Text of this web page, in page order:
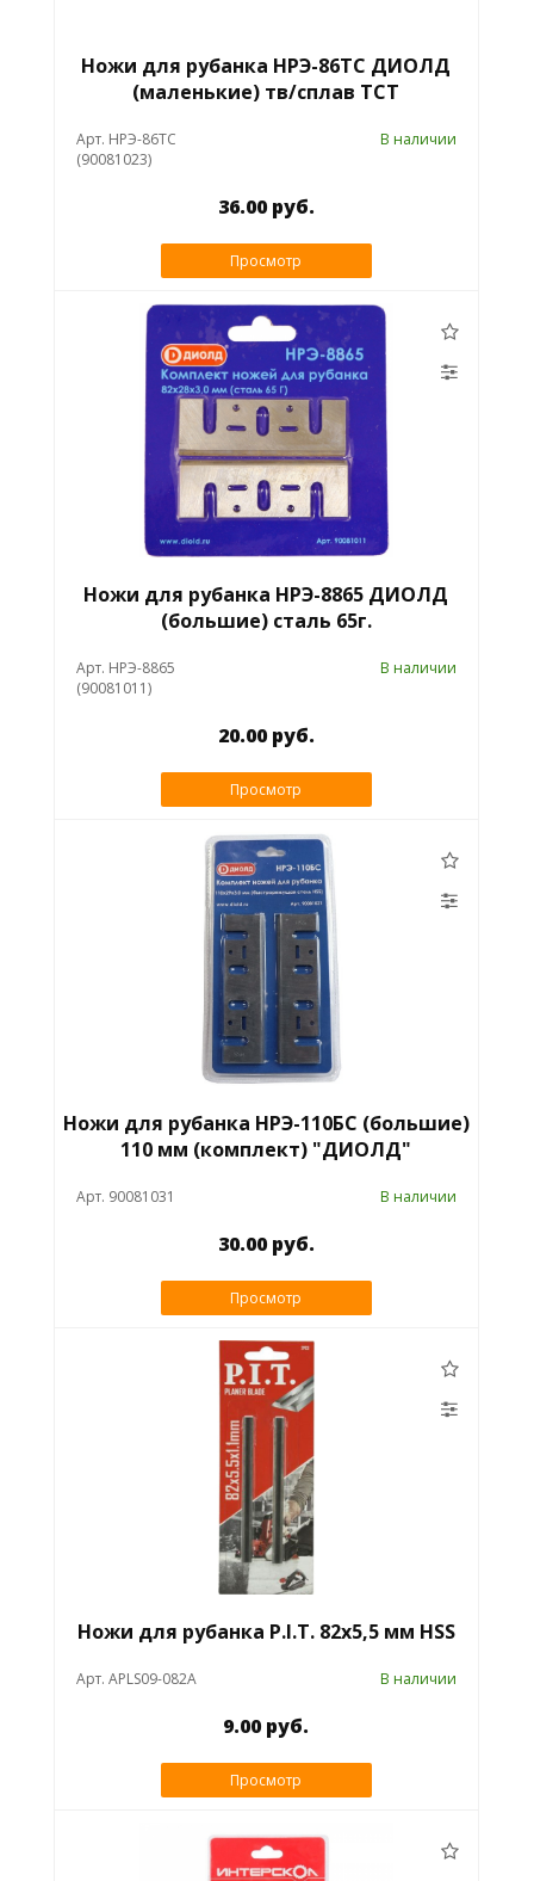
Ножи для рубанка НРЭ-86ТС ДИОЛД
(маленькие) тв/сплав ТСТ
Арт. НРЭ-86ТС
(90081023)
В наличии
36.00 руб.
Просмотр
Ножи для рубанка НРЭ-8865 ДИОЛД
(большие) сталь 65г.
Арт. НРЭ-8865
(90081011)
В наличии
20.00 руб.
Просмотр
Ножи для рубанка НРЭ-110БС (большие)
110 мм (комплект) "ДИОЛД"
Арт. 90081031 В наличии
30.00 руб.
Просмотр
Ножи для рубанка P.I.T. 82x5,5 мм HSS
Арт. APLS09-082A В наличии
9.00 руб.
Просмотр